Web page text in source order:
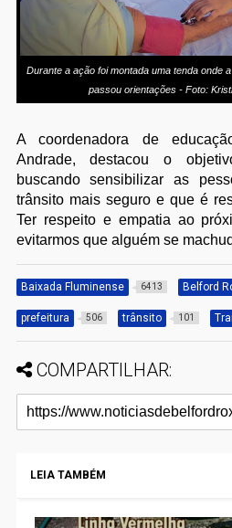
Durante a ação foi montada uma tenda onde
passou orientações - Foto:
A coordenadora de
Andrade, destacou o
buscando sensibilizar as
trânsito mais seguro e que é
Ter respeito e empatia ao
evitarmos que alguém se
Baixada Fluminense 6413 Belford
prefeitura 506 trânsito 101
COMPARTILHAR:
LEIA TAMBÉM